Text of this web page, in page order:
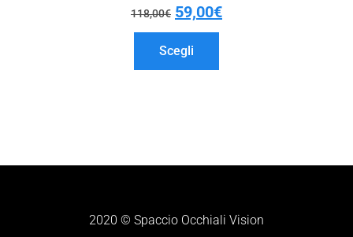
118,00€ 59,00€
Scegli
2020 © Spaccio Occhiali Vision